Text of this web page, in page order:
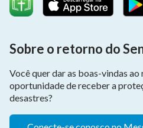
Sobre o retorno do
Você quer dar as boas-vindas
oportunidade de receber a
desastres?